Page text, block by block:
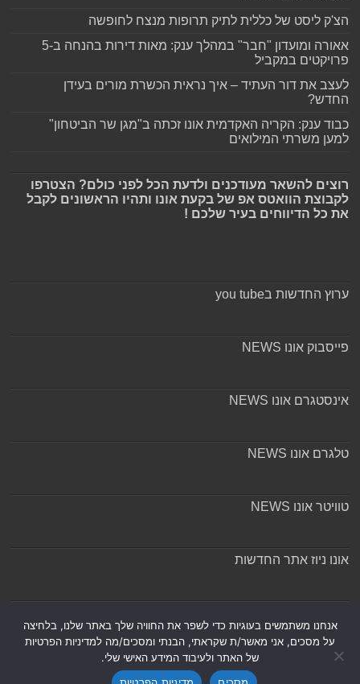
הצ'ק ליסט של כללית לתיק תרופות מנצח לחופשה
אאורה ומועדון "חבר" במהלך ענק: מאות דירות בהנחה ב-5
פרויקטים במקביל
לעצב את דור העתיד – איך נראית הכשרת מורים בעידן
החדש?
כבוד ענק: הקריה האקדמית אונו זכתה ב"מגן שר הביטחון"
למען משרתי המילואים
רוצים להשאר מעודכנים ולדעת הכל לפני כולם? הצטרפו
לקבוצת הוואטס אפ של בקעת אונו ותהיו הראשונים לקבל
את כל הדיווחים בעיר שלכם !
ערוץ החדשות בyou tube
פייסבוק אונו NEWS
אינסטגרם אונו NEWS
טלגרם אונו NEWS
טוויטר אונו NEWS
אונו ניוז אתר החדשות
אנחנו משתמשים בעוגיות כדי לשפר את החוויה שלך באתר שלנו, בלחיצה
על מסכים, אני מאשר/ת שקראתי, הבנתי ומסכים/מה למדיניות הפרטיות
של האתר ולעיבוד המידע האישי שלי.